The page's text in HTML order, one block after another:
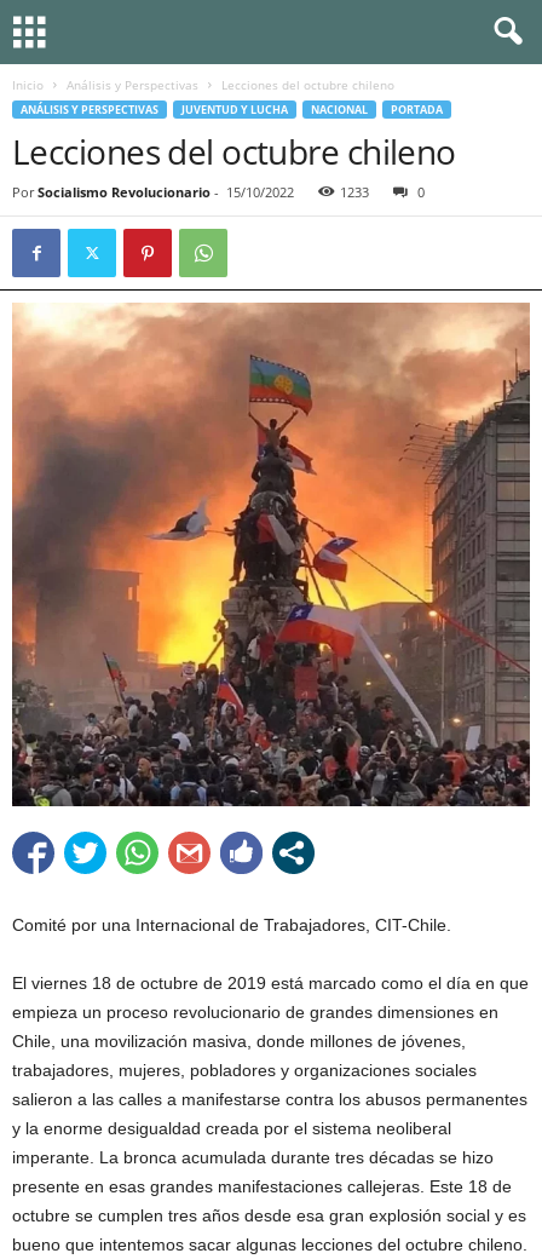
Inicio Análisis y Perspectivas Lecciones del octubre chileno
ANÁLISIS Y PERSPECTIVAS JUVENTUD Y LUCHA NACIONAL PORTADA
Lecciones del octubre chileno
Por Socialismo Revolucionario - 15/10/2022 1233 0
Comité por una Internacional de Trabajadores, CIT-Chile.
El viernes 18 de octubre de 2019 está marcado como el día en que
empieza un proceso revolucionario de grandes dimensiones en
Chile, una movilización masiva, donde millones de jóvenes,
trabajadores, mujeres, pobladores y organizaciones sociales
salieron a las calles a manifestarse contra los abusos permanentes
y la enorme desigualdad creada por el sistema neoliberal
imperante. La bronca acumulada durante tres décadas se hizo
presente en esas grandes manifestaciones callejeras. Este 18 de
octubre se cumplen tres años desde esa gran explosión social y es
bueno que intentemos sacar algunas lecciones del octubre chileno.